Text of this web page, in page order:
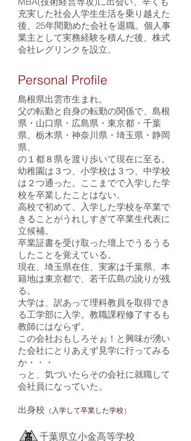
充実した社会人学生生活を乗り越えた
後、25年間勤めた会社を退職。個人事
業主として実務経験を積んだ後、株式
会社レグリンクを設立。
Personal Profile
島根県出雲市生まれ。
父の転勤と自身の転勤の関係で、島根
県・山口県・広島県・東京都・千葉
県、栃木県・神奈川県・埼玉県・静岡
県、
の１都８県を渡り歩いて現在に至る。
幼稚園は３つ、小学校は３つ、中学校
は２つ通った。ここまでで入学した学
校を卒業したことはない。
高校で初めて、入学した学校を卒業で
きることがうれしすぎて卒業生代表に
立候補。
卒業証書を受け取った壇上でうるうる
したことを覚えている。
現在、埼玉県在住、実家は千葉県、本
籍地は東京都で、若干広島の訛りが残
る。
大学は、訳あって理科教員を取得でき
る工学部に入学。教職課程修了するも
教師にはならず。
この会社おもしろそぉ！と興味が湧い
た会社にとりあえず見学に行ってみる
か・・・
っと、気づいたらその会社に就職して
会社員になっていた。
出身校 （ 入学して卒業した学校）
千葉県立小金高等学校